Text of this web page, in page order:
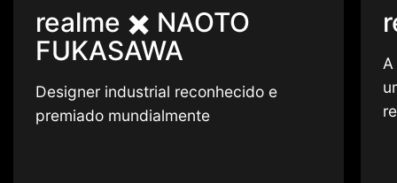
realme ✖️ NAOTO
FUKASAWA
Designer industrial reconhecido e
premiado mundialmente
A